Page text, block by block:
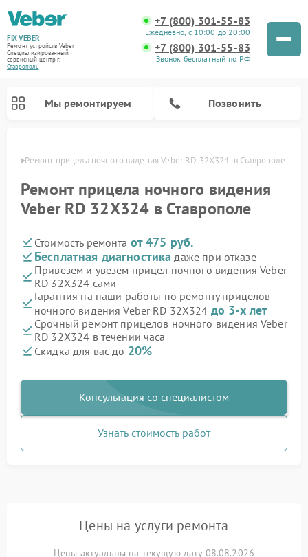
FIX-VEBER
Ремонт устройств Veber
Специализированный
cервисный центр г.
Ставрополь
+7 (800) 301-55-83
Ежедневно, с 10:00 до 20:00
+7 (800) 301-55-83
Звонок бесплатный по РФ
Мы ремонтируем Позвонить
Ремонт прицела ночного видения Veber RD 32X324  в Ставрополе
Ремонт прицела ночного видения
Veber RD 32X324 в Ставрополе
Стоимость ремонта от 475 руб.
Бесплатная диагностика даже при отказе
Привезем и увезем прицел ночного видения Veber
RD 32X324 сами
Гарантия на наши работы по ремонту прицелов
ночного видения Veber RD 32X324 до 3-х лет
Срочный ремонт прицелов ночного видения Veber
RD 32X324 в течении часа
Скидка для вас до 20%
Консультация со специалистом
Узнать стоимость работ
Цены на услуги ремонта
Цены актуальны на текущую дату 08.08.2026